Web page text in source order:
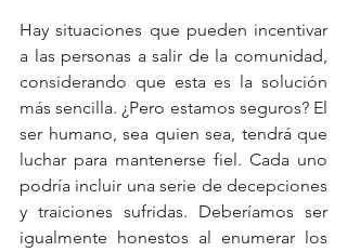
Hay situaciones que pueden incentivar
a las personas a salir de la comunidad,
considerando que esta es la solución
más sencilla. ¿Pero estamos seguros? El
ser humano, sea quien sea, tendrá que
luchar para mantenerse fiel. Cada uno
podría incluir una serie de decepciones
y traiciones sufridas. Deberíamos ser
igualmente honestos al enumerar los